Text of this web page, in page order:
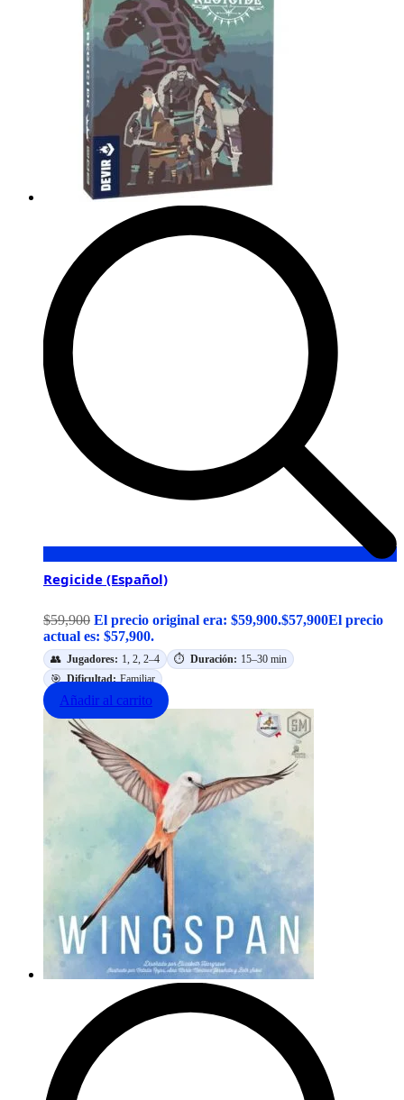
Regicide (Español)
$59,900 El precio original era: $59,900.$57,900El precio
actual es: $57,900.
👥 Jugadores: 1, 2, 2–4 ⏱️ Duración: 15–30 min
🎯 Dificultad: Familiar
Añadir al carrito